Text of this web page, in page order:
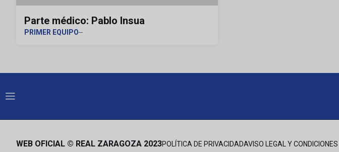
Parte médico: Pablo Insua
PRIMER EQUIPO
POLÍTICA DE PRIVACIDADAVISO LEGAL Y
WEB OFICIAL © REAL ZARAGOZA 2023